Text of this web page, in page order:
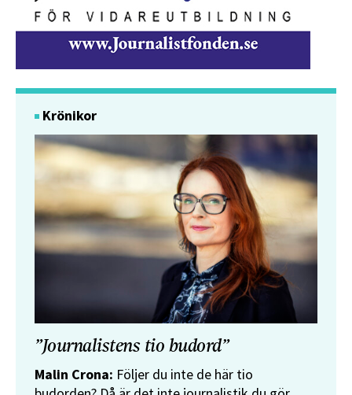
Krönikor
”Journalistens tio budord”
Malin Crona: Följer du inte de här tio